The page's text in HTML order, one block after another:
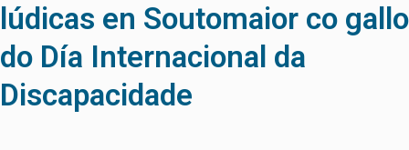
lúdicas en Soutomaior co gallo
do Día Internacional da
Discapacidade